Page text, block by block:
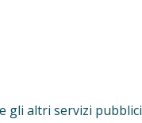
gli altri servizi pubblici